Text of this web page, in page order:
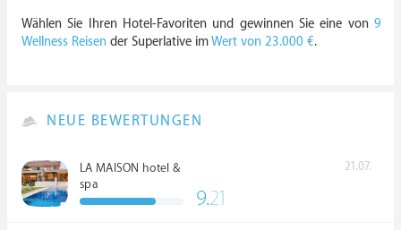
Wählen Sie Ihren Hotel-Favoriten und gewinnen Sie eine von 9
Wellness Reisen der Superlative imWert von 23.000 €.
NEUE BEWERTUNGEN
LA MAISON hotel &
spa
21.07.
9.21